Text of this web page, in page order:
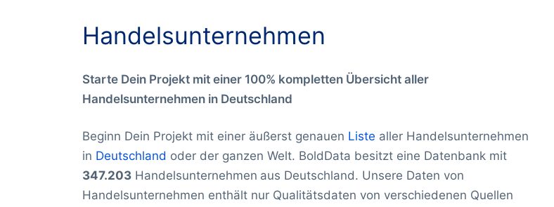
Handelsunternehmen
Starte Dein Projekt mit einer 100% kompletten Übersicht aller
Handelsunternehmen in Deutschland
Beginn Dein Projekt mit einer äußerst genauen Liste aller Handelsunternehmen
in Deutschland oder der ganzen Welt. BoldData besitzt eine Datenbank mit
347.203 Handelsunternehmen aus Deutschland. Unsere Daten von
Handelsunternehmen enthält nur Qualitätsdaten von verschiedenen Quellen